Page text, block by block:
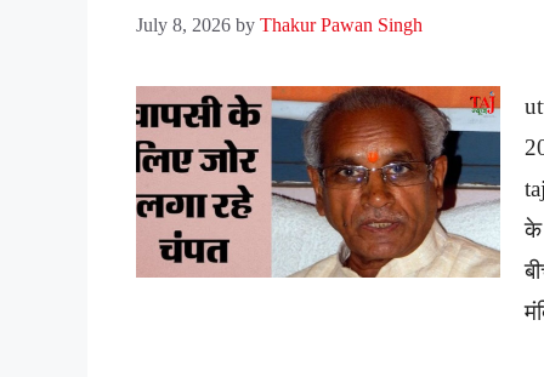
July 8, 2026 by Thakur Pawan Singh
के